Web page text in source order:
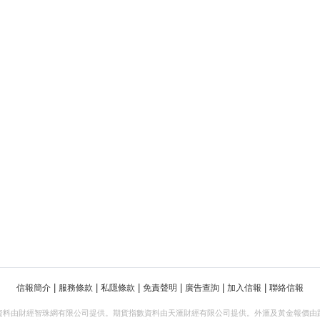
信報簡介 服務條款 私隱條款 免責聲明 廣告查詢 加入信報 聯絡信報
料由財經智珠網有限公司提供。期貨指數資料由天滙財經有限公司提供。外滙及黃金報價由